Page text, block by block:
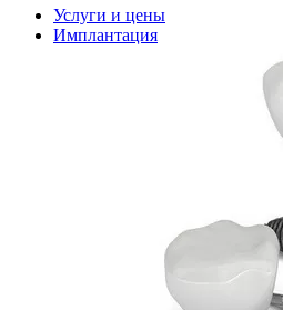
Услуги и цены
Имплантация